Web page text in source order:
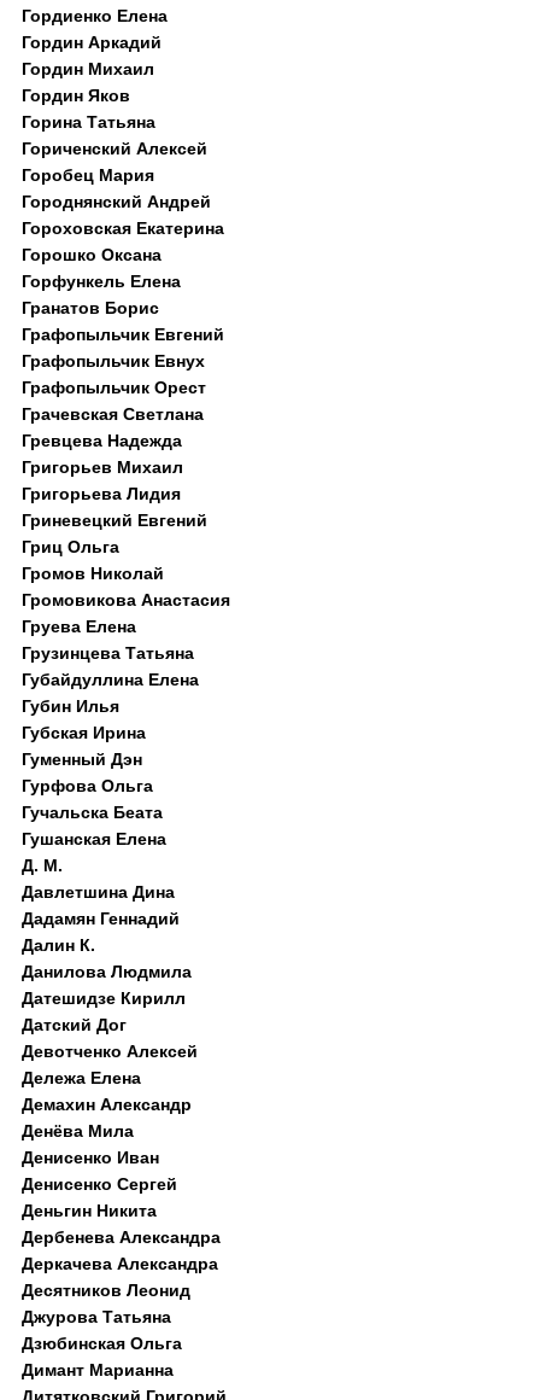
Гордиенко Елена
Гордин Аркадий
Гордин Михаил
Гордин Яков
Горина Татьяна
Гориченский Алексей
Горобец Мария
Городнянский Андрей
Гороховская Екатерина
Горошко Оксана
Горфункель Елена
Гранатов Борис
Графопыльчик Евгений
Графопыльчик Евнух
Графопыльчик Орест
Грачевская Светлана
Гревцева Надежда
Григорьев Михаил
Григорьева Лидия
Гриневецкий Евгений
Гриц Ольга
Громов Николай
Громовикова Анастасия
Груева Елена
Грузинцева Татьяна
Губайдуллина Елена
Губин Илья
Губская Ирина
Гуменный Дэн
Гурфова Ольга
Гучальска Беата
Гушанская Елена
Д. M.
Давлетшина Дина
Дадамян Геннадий
Далин К.
Данилова Людмила
Датешидзе Кирилл
Датский Дог
Девотченко Алексей
Дележа Елена
Демахин Александр
Денёва Мила
Денисенко Иван
Денисенко Сергей
Деньгин Никита
Дербенева Александра
Деркачева Александра
Десятников Леонид
Джурова Татьяна
Дзюбинская Ольга
Димант Марианна